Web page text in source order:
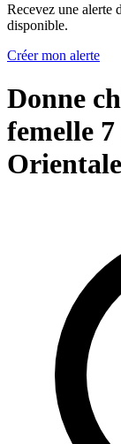
Recevez une alerte
disponible.
Créer mon alerte
Donne
femelle